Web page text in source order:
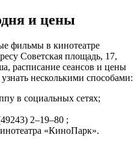
и цены
фильмы в кинотеатре
Советская площадь, 17,
расписание сеансов и цены
несколькими способами:
в социальных сетях;
2‒19‒80 ;
«КиноПарк».